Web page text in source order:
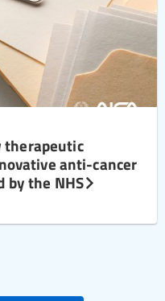
anti-cancer
by the NHS